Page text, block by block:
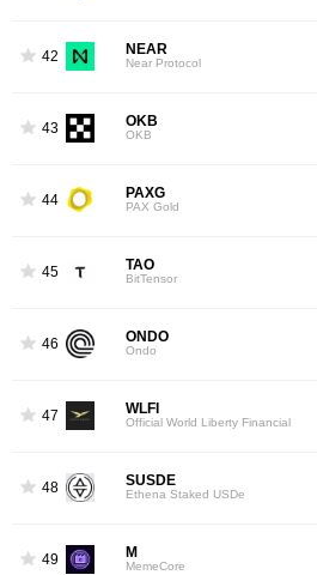
42 NEAR
Near Protocol
43 OKB
OKB
44 PAXG
PAX Gold
45 TAO
BitTensor
46 ONDO
Ondo
47 WLFI
Official World Liberty Financial
48 SUSDE
Ethena Staked USDe
49 M
MemeCore